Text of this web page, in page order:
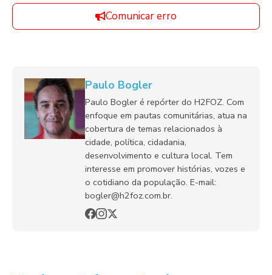
Comunicar erro
Paulo Bogler
Paulo Bogler é repórter do H2FOZ. Com
enfoque em pautas comunitárias, atua na
cobertura de temas relacionados à
cidade, política, cidadania,
desenvolvimento e cultura local. Tem
interesse em promover histórias, vozes e
o cotidiano da população. E-mail:
bogler@h2foz.com.br.